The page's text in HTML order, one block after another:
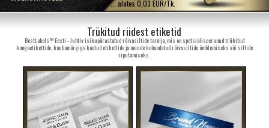
... alates 0,03 EUR/Tk.
Trükitud riidest etiketid
BestLabels™ Eesti - Juhtiv isikupärastatud rõivasiltide tarnija, mis on spetsialiseerunud trükitud
kangaetikettide, kaubamärgiga kootud etikettide ja muude kohandatud rõivasiltide õmblemiseks või siltide
riputamiseks.